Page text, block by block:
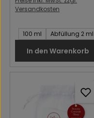
Versandkosten
Inhalt des Artikel:
100 ml Abfüllung 2 ml
In den Warenkorb